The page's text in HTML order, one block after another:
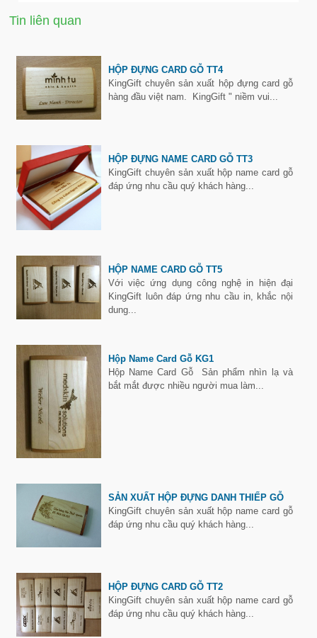
Tin liên quan
HỘP ĐỰNG CARD GỖ TT4
KingGift chuyên sản xuất hộp đựng card gỗ
hàng đầu việt nam. KingGift " niềm vui...
HỘP ĐỰNG NAME CARD GỖ TT3
KingGift chuyên sản xuất hộp name card gỗ
đáp ứng nhu cầu quý khách hàng...
HỘP NAME CARD GỖ TT5
Với việc ứng dụng công nghệ in hiện đại
KingGift luôn đáp ứng nhu cầu in, khắc nội
dung...
Hộp Name Card Gỗ KG1
Hộp Name Card Gỗ Sản phẩm nhìn lạ và
bắt mắt được nhiều người mua làm...
SẢN XUẤT HỘP ĐỰNG DANH THIẾP GỖ
KingGift chuyên sản xuất hộp name card gỗ
đáp ứng nhu cầu quý khách hàng...
HỘP ĐỰNG CARD GỖ TT2
KingGift chuyên sản xuất hộp name card gỗ
đáp ứng nhu cầu quý khách hàng...